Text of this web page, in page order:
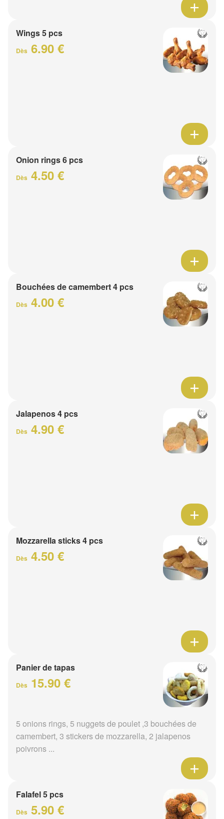
Wings 5 pcs
Dès 6.90 €
Onion rings 6 pcs
Dès 4.50 €
Bouchées de camembert 4 pcs
Dès 4.00 €
Jalapenos 4 pcs
Dès 4.90 €
Mozzarella sticks 4 pcs
Dès 4.50 €
Panier de tapas
Dès 15.90 €
5 onions rings, 5 nuggets de poulet ,3 bouchées de
camembert, 3 stickers de mozzarella, 2 jalapenos
poivrons ...
Falafel 5 pcs
Dès 5.90 €